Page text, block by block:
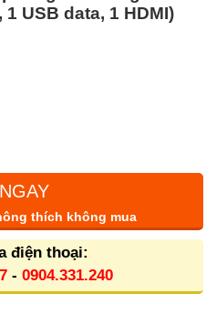
USB data, 1 HDMI)
thích không mua
điện thoại:
- 0904.331.240